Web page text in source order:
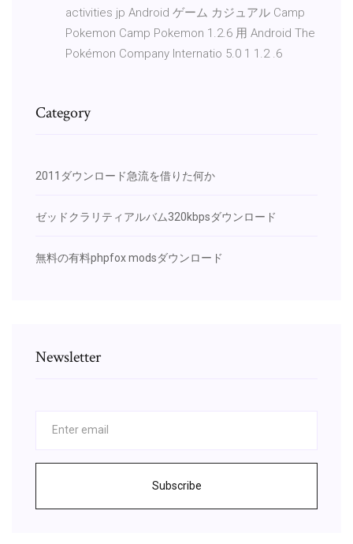
activities jp Android ゲーム カジュアル Camp
Pokemon Camp Pokemon 1.2.6 用 Android The
Pokémon Company Internatio 5.0 1 1.2 .6
Category
2011ダウンロード急流を借りた何か
ゼッドクラリティアルバム320kbpsダウンロード
無料の有料phpfox modsダウンロード
Newsletter
Subscribe